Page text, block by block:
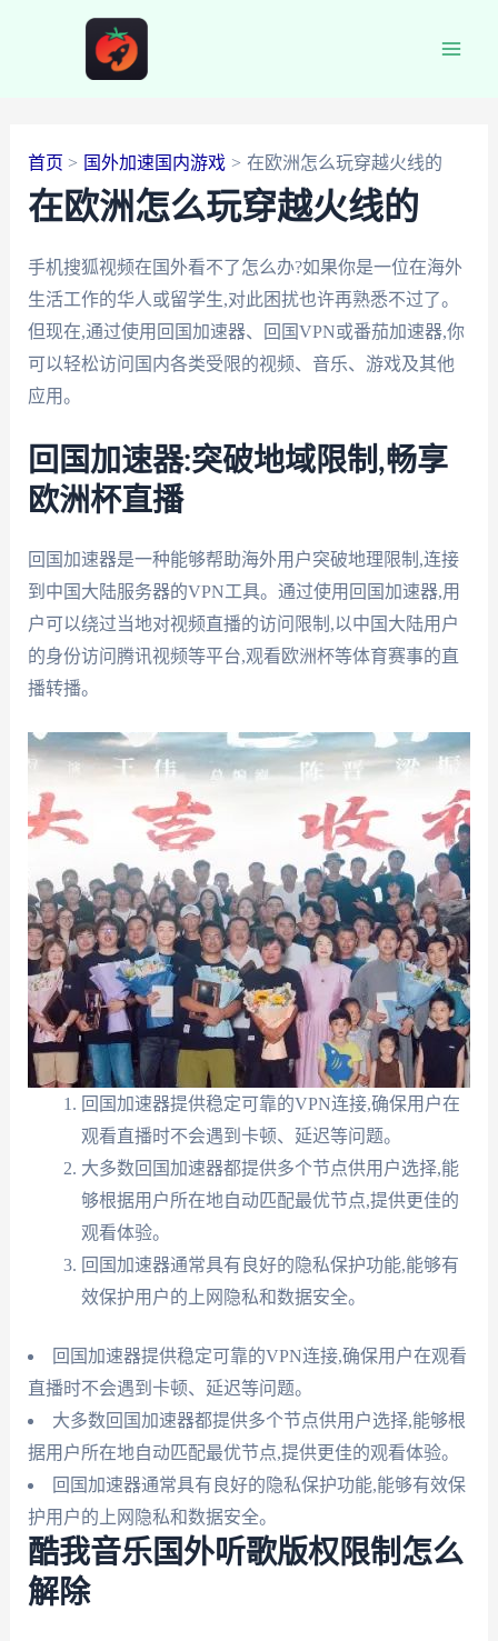
首页 国外加速国内游戏 在欧洲怎么玩穿越火线的
在欧洲怎么玩穿越火线的
手机搜狐视频在国外看不了怎么办?如果你是一位在海外
生活工作的华人或留学生,对此困扰也许再熟悉不过了。
但现在,通过使用回国加速器、回国VPN或番茄加速器,你
可以轻松访问国内各类受限的视频、音乐、游戏及其他
应用。
回国加速器:突破地域限制,畅享
欧洲杯直播
回国加速器是一种能够帮助海外用户突破地理限制,连接
到中国大陆服务器的VPN工具。通过使用回国加速器,用
户可以绕过当地对视频直播的访问限制,以中国大陆用户
的身份访问腾讯视频等平台,观看欧洲杯等体育赛事的直
播转播。
回国加速器提供稳定可靠的VPN连接,确保用户在
观看直播时不会遇到卡顿、延迟等问题。
大多数回国加速器都提供多个节点供用户选择,能
够根据用户所在地自动匹配最优节点,提供更佳的
观看体验。
回国加速器通常具有良好的隐私保护功能,能够有
效保护用户的上网隐私和数据安全。
回国加速器提供稳定可靠的VPN连接,确保用户在观看
直播时不会遇到卡顿、延迟等问题。
大多数回国加速器都提供多个节点供用户选择,能够根
据用户所在地自动匹配最优节点,提供更佳的观看体验。
回国加速器通常具有良好的隐私保护功能,能够有效保
护用户的上网隐私和数据安全。
酷我音乐国外听歌版权限制怎么
解除